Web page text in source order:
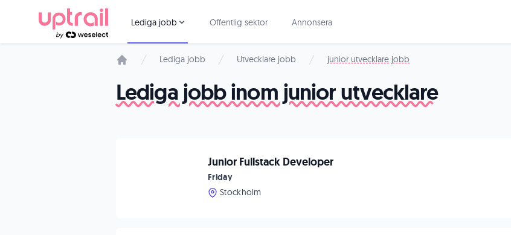
Lediga jobb Offentlig sektor Annonsera
Lediga jobb Utvecklare jobb junior utvecklare jobb
Lediga jobb inom junior utvecklare
Junior Fullstack Developer
Friday
Stockholm